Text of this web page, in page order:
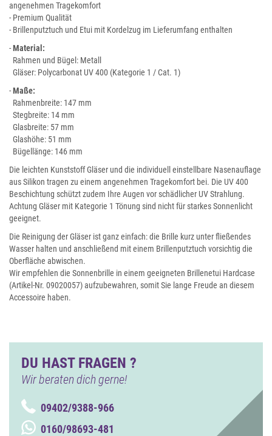
angenehmen Tragekomfort
- Premium Qualität
- Brillenputztuch und Etui mit Kordelzug im Lieferumfang enthalten
-Material:
Rahmen und Bügel: Metall
Gläser: Polycarbonat UV 400 (Kategorie 1 / Cat. 1)
-Maße:
Rahmenbreite: 147 mm
Stegbreite: 14 mm
Glasbreite: 57 mm
Glashöhe: 51 mm
Bügellänge: 146 mm
Die leichten Kunststoff Gläser und die individuell einstellbare Nasenauflage
aus Silikon tragen zu einem angenehmen Tragekomfort bei. Die UV 400
Beschichtung schützt zudem Ihre Augen vor schädlicher UV Strahlung.
Achtung Gläser mit Kategorie 1 Tönung sind nicht für starkes Sonnenlicht
geeignet.
Die Reinigung der Gläser ist ganz einfach: die Brille kurz unter fließendes
Wasser halten und anschließend mit einem Brillenputztuch vorsichtig die
Oberfläche abwischen.
Wir empfehlen die Sonnenbrille in einem geeigneten Brillenetui Hardcase
(Artikel-Nr. 09020057) aufzubewahren, somit Sie lange Freude an diesem
Accessoire haben.
DU HAST FRAGEN ?
Wir beraten dich gerne!
09402/9388-966
0160/98693-481